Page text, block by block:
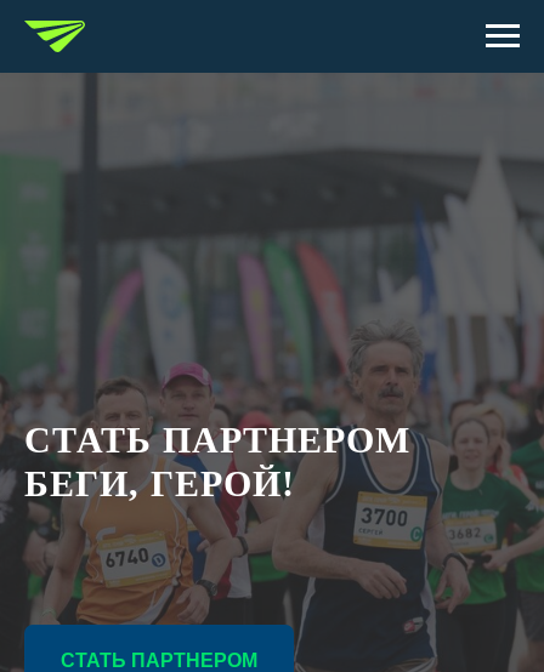
СТАТЬ ПАРТНЕРОМ
БЕГИ, ГЕРОЙ!
СТАТЬ ПАРТНЕРОМ